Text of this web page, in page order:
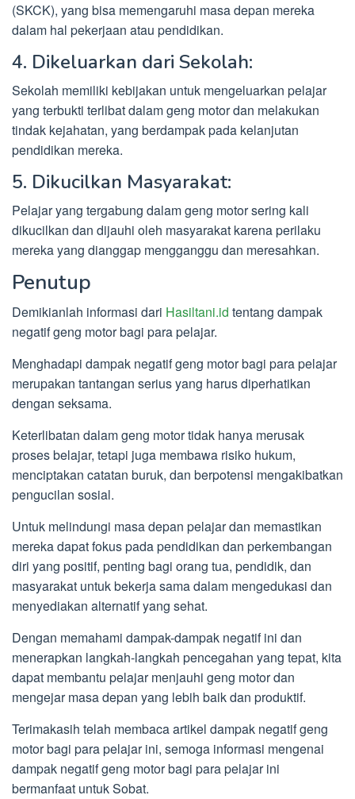
(SKCK), yang bisa memengaruhi masa depan mereka
dalam hal pekerjaan atau pendidikan.
4. Dikeluarkan dari Sekolah:
Sekolah memiliki kebijakan untuk mengeluarkan pelajar
yang terbukti terlibat dalam geng motor dan melakukan
tindak kejahatan, yang berdampak pada kelanjutan
pendidikan mereka.
5. Dikucilkan Masyarakat:
Pelajar yang tergabung dalam geng motor sering kali
dikucilkan dan dijauhi oleh masyarakat karena perilaku
mereka yang dianggap mengganggu dan meresahkan.
Penutup
Demikianlah informasi dari Hasiltani.id tentang dampak
negatif geng motor bagi para pelajar.
Menghadapi dampak negatif geng motor bagi para pelajar
merupakan tantangan serius yang harus diperhatikan
dengan seksama.
Keterlibatan dalam geng motor tidak hanya merusak
proses belajar, tetapi juga membawa risiko hukum,
menciptakan catatan buruk, dan berpotensi mengakibatkan
pengucilan sosial.
Untuk melindungi masa depan pelajar dan memastikan
mereka dapat fokus pada pendidikan dan perkembangan
diri yang positif, penting bagi orang tua, pendidik, dan
masyarakat untuk bekerja sama dalam mengedukasi dan
menyediakan alternatif yang sehat.
Dengan memahami dampak-dampak negatif ini dan
menerapkan langkah-langkah pencegahan yang tepat, kita
dapat membantu pelajar menjauhi geng motor dan
mengejar masa depan yang lebih baik dan produktif.
Terimakasih telah membaca artikel dampak negatif geng
motor bagi para pelajar ini, semoga informasi mengenai
dampak negatif geng motor bagi para pelajar ini
bermanfaat untuk Sobat.